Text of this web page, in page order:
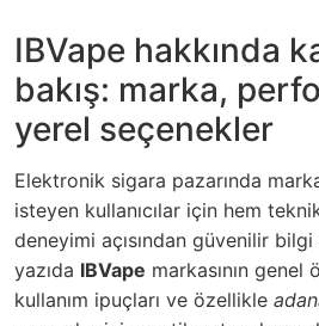
IBVape hakkında
bakış: marka,
yerel seçenekler
Elektronik sigara pazarında
isteyen kullanıcılar için hem
deneyimi açısından güvenilir
yazıda IBVape markasının genel
kullanım ipuçları ve özellikle